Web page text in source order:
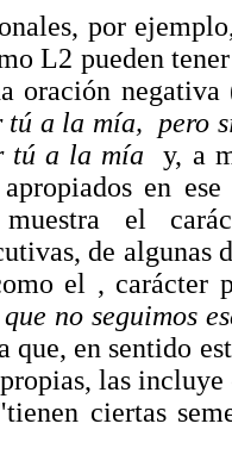
por
L2 pueden
oración
tú a la mía, pero
tú a la mía
y, a
en
muestra el
de algunas
el , carácter
no seguimos
que, en sentido
las
ciertas